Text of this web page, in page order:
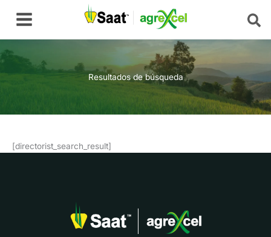
Main
Menu
Resultados de búsqueda
[directorist_search_result]